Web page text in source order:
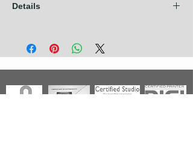
Details
Européenne + Royaume Uni + Canada +